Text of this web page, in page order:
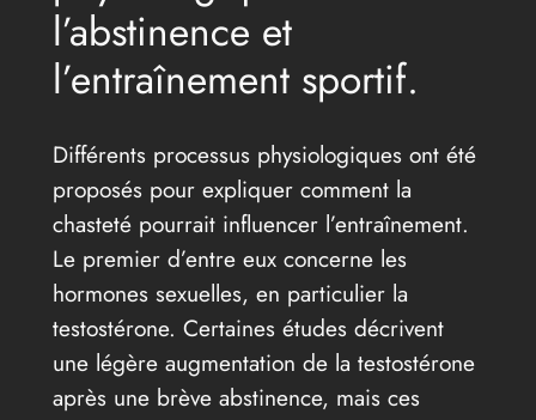
l’abstinence et
l’entraînement sportif.
Différents processus physiologiques ont été
proposés pour expliquer comment la
chasteté pourrait influencer l’entraînement.
Le premier d’entre eux concerne les
hormones sexuelles, en particulier la
testostérone. Certaines études décrivent
une légère augmentation de la testostérone
après une brève abstinence, mais ces